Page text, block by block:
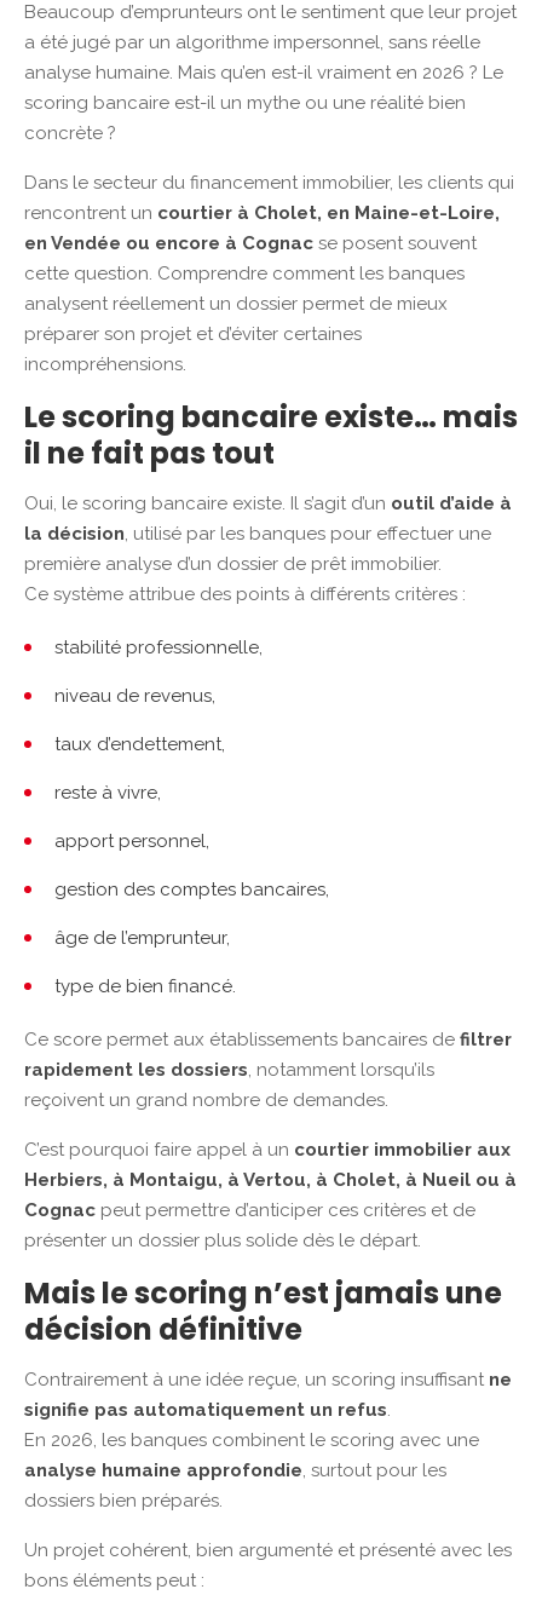
Beaucoup d’emprunteurs ont le sentiment que leur projet
a été jugé par un algorithme impersonnel, sans réelle
analyse humaine. Mais qu’en est-il vraiment en 2026 ? Le
scoring bancaire est-il un mythe ou une réalité bien
concrète ?
Dans le secteur du financement immobilier, les clients qui
rencontrent un courtier à Cholet, en Maine-et-Loire,
en Vendée ou encore à Cognac se posent souvent
cette question. Comprendre comment les banques
analysent réellement un dossier permet de mieux
préparer son projet et d’éviter certaines
incompréhensions.
Le scoring bancaire existe… mais
il ne fait pas tout
Oui, le scoring bancaire existe. Il s’agit d’un outil d’aide à
la décision, utilisé par les banques pour effectuer une
première analyse d’un dossier de prêt immobilier.
Ce système attribue des points à différents critères :
stabilité professionnelle,
niveau de revenus,
taux d’endettement,
reste à vivre,
apport personnel,
gestion des comptes bancaires,
âge de l’emprunteur,
type de bien financé.
Ce score permet aux établissements bancaires de filtrer
rapidement les dossiers, notamment lorsqu’ils
reçoivent un grand nombre de demandes.
C’est pourquoi faire appel à un courtier immobilier aux
Herbiers, à Montaigu, à Vertou, à Cholet, à Nueil ou à
Cognac peut permettre d’anticiper ces critères et de
présenter un dossier plus solide dès le départ.
Mais le scoring n’est jamais une
décision définitive
Contrairement à une idée reçue, un scoring insuffisant ne
signifie pas automatiquement un refus.
En 2026, les banques combinent le scoring avec une
analyse humaine approfondie, surtout pour les
dossiers bien préparés.
Un projet cohérent, bien argumenté et présenté avec les
bons éléments peut :